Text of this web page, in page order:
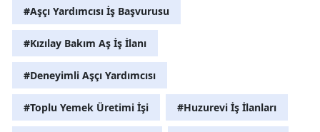
#Aşçı Yardımcısı İş Başvurusu
#Kızılay Bakım Aş İş İlanı
#Deneyimli Aşçı Yardımcısı
#Toplu Yemek Üretimi İşi #Huzurevi İş İlanları